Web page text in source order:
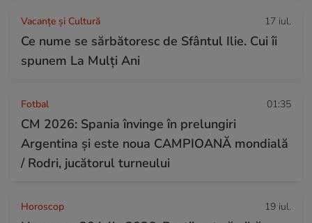
Vacanțe și Cultură 17 iul.
Ce nume se sărbătoresc de Sfântul Ilie. Cui îi
spunem La Mulți Ani
Fotbal 01:35
CM 2026: Spania învinge în prelungiri
Argentina și este noua CAMPIOANĂ mondială
/ Rodri, jucătorul turneului
Horoscop 19 iul.